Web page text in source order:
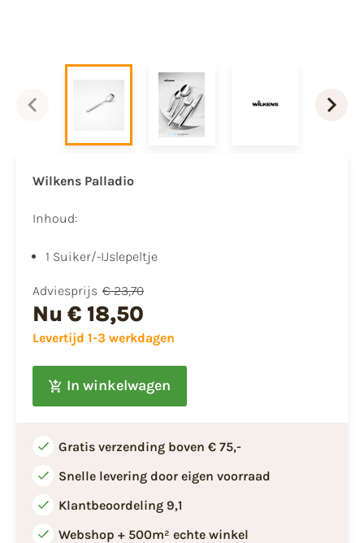
Wilkens Palladio
Inhoud:
1 Suiker/-IJslepeltje
Adviesprijs € 23,70
Nu € 18,50
Levertijd 1-3 werkdagen
In winkelwagen
Gratis verzending boven € 75,-
Snelle levering door eigen voorraad
Klantbeoordeling 9,1
Webshop + 500m² echte winkel